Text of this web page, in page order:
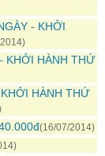
- KHỞI
KHỞI HÀNH THỨ
HÀNH THỨ
(16/07/2014)